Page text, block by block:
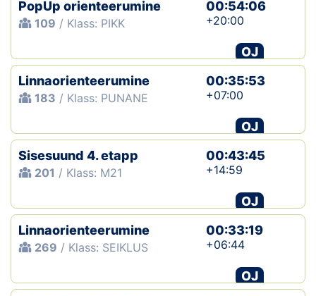
PopUp orienteerumine
109 / Klass: PIKK
00:54:06
+20:00
OJ
Linnaorienteerumine
183 / Klass: PUNANE
00:35:53
+07:00
OJ
Sisesuund 4. etapp
201 / Klass: M21
00:43:45
+14:59
OJ
Linnaorienteerumine
269 / Klass: SEIKLUS
00:33:19
+06:44
OJ